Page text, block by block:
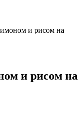
и рисом на
и рисом на